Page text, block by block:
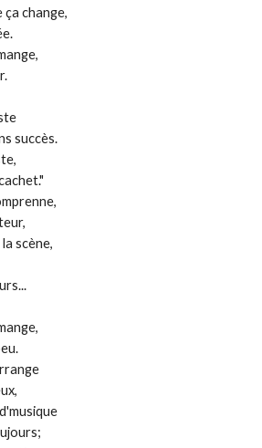
change,
succès.
scène,